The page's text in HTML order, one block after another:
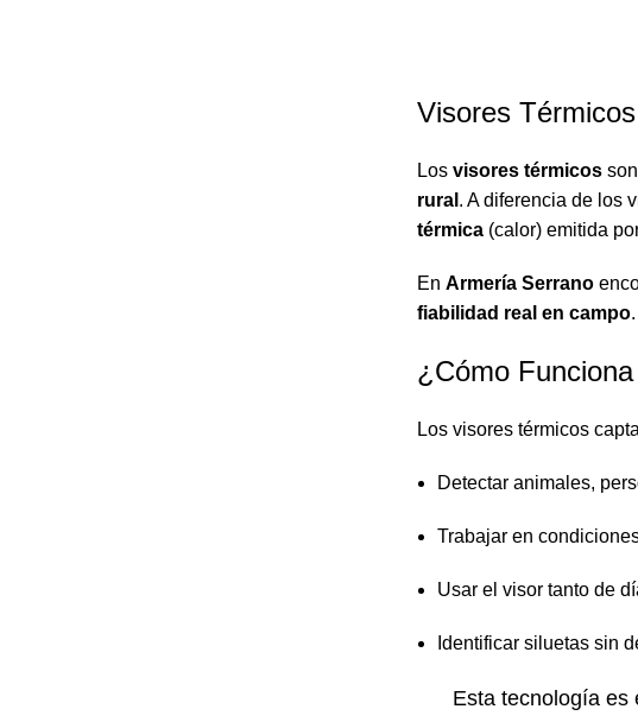
Visores
Los visores térmicos
rural . A diferencia de los
térmica (calor) emitida
En Armería Serrano
fiabilidad real en campo.
¿Cómo
Los visores térmicos
Detectar animales,
Trabajar en
Usar el visor tanto de
Identificar siluetas sin
Esta tecnología es